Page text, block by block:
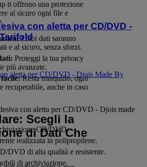
ti offrono una protezione
al sicuro ogni file e
I tuoi dati saranno
e al sicuro, senza sforzi.
Proteggi la tua privacy
più avanzate.
Resta tranquillo, ogni
recuperabile, anche in caso
Scegli la
di Dati Che
con aletta per CD/DVD -
aletta per CD/DVD - Djois Made By
con aletta per CD/DVD - Djois made
CD/DVD.
realizzata in polipropilene.
DVD di alta qualità e resistente.
di archiviazione.